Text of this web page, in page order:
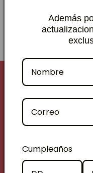
Contáctanos
+56 9 2025 7726
Tienda Física:
Centro(cerca
Además
Cumpleaños